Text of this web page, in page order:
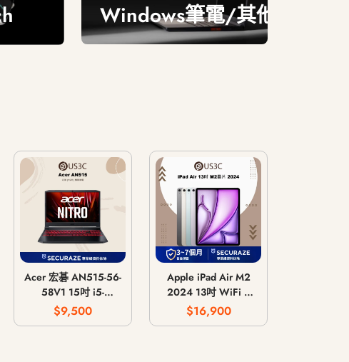
Windows筆電/其他
Acer 宏碁 AN515-56-
58V1 15吋 i5-
11300H 8G 512G
GTX 1650 4G
$9,500
Apple iPad Air M2
2024 13吋 WiFi /
LTE 行動網路 / 128G
256G 512G 1T
$16,900